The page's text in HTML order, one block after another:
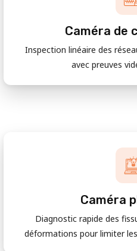
Caméra de
Inspection linéaire des
avec preuves
Caméra
Diagnostic rapide des
déformations pour limiter